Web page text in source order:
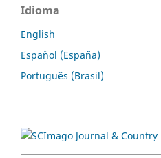
Idioma
English
Español (España)
Português (Brasil)